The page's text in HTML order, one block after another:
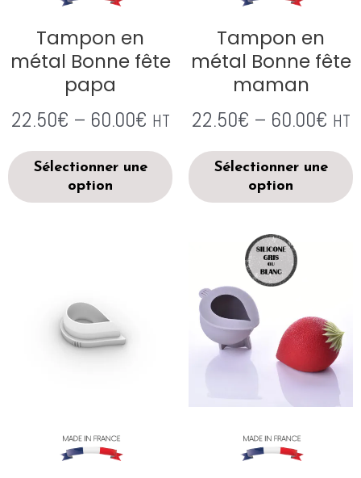
Tampon en
métal Bonne fête
papa
22.50€ – 60.00€ HT
Sélectionner une
option
Tampon en
métal Bonne fête
maman
22.50€ – 60.00€ HT
Sélectionner une
option